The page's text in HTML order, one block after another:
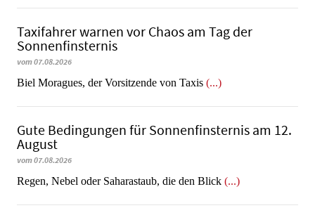
Taxifahrer warnen vor Chaos am Tag der
Sonnenfinsternis
vom 07.08.2026
​​​​​​​Biel Moragues, der Vorsitzende von Taxis (...)
Gute Bedingungen für Sonnenfinsternis am 12.
August
vom 07.08.2026
Regen, Nebel oder Saharastaub, die den Blick (...)